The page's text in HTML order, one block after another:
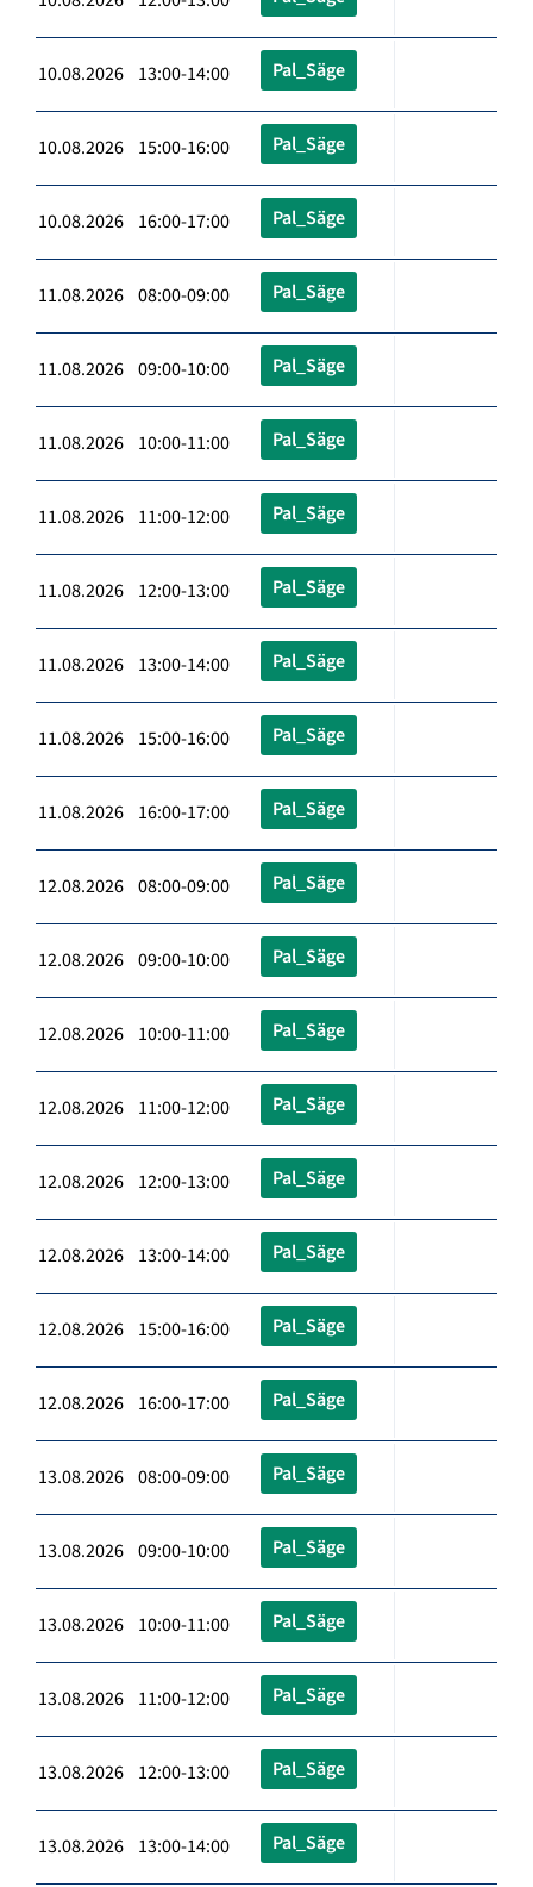
10.08.2026 13:00-14:00 Pal_Säge
10.08.2026 15:00-16:00 Pal_Säge
10.08.2026 16:00-17:00 Pal_Säge
11.08.2026 08:00-09:00 Pal_Säge
11.08.2026 09:00-10:00 Pal_Säge
11.08.2026 10:00-11:00 Pal_Säge
11.08.2026 11:00-12:00 Pal_Säge
11.08.2026 12:00-13:00 Pal_Säge
11.08.2026 13:00-14:00 Pal_Säge
11.08.2026 15:00-16:00 Pal_Säge
11.08.2026 16:00-17:00 Pal_Säge
12.08.2026 08:00-09:00 Pal_Säge
12.08.2026 09:00-10:00 Pal_Säge
12.08.2026 10:00-11:00 Pal_Säge
12.08.2026 11:00-12:00 Pal_Säge
12.08.2026 12:00-13:00 Pal_Säge
12.08.2026 13:00-14:00 Pal_Säge
12.08.2026 15:00-16:00 Pal_Säge
12.08.2026 16:00-17:00 Pal_Säge
13.08.2026 08:00-09:00 Pal_Säge
13.08.2026 09:00-10:00 Pal_Säge
13.08.2026 10:00-11:00 Pal_Säge
13.08.2026 11:00-12:00 Pal_Säge
13.08.2026 12:00-13:00 Pal_Säge
13.08.2026 13:00-14:00 Pal_Säge